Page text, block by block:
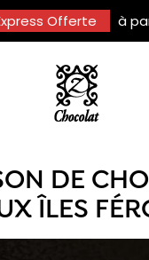
Offerte à
DE
ÎLES